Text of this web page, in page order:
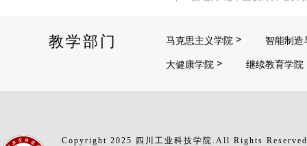
教学部门 马克思主义学院
智能制造
大健康学院
继续教育学院
Copyright 2025 四川工业科技学院.All Rights